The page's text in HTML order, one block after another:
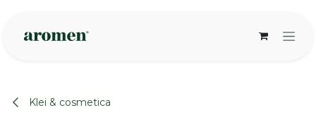
Klei & cosmetica